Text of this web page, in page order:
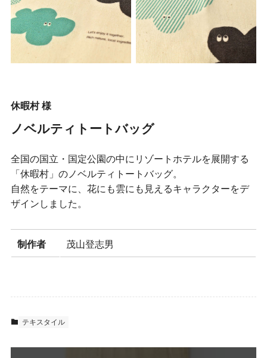
休暇村 様
ノベルティトートバッグ
全国の国立・国定公園の中にリゾートホテルを展開する
「休暇村」のノベルティトートバッグ。
自然をテーマに、花にも雲にも見えるキャラクターをデ
ザインしました。
制作者 茂山登志男
テキスタイル